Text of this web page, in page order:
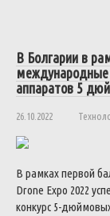
В Болгарии в
международные
аппаратов 5
26.10.2022
В рамках первой
Drone Expo 2022
конкурс 5-